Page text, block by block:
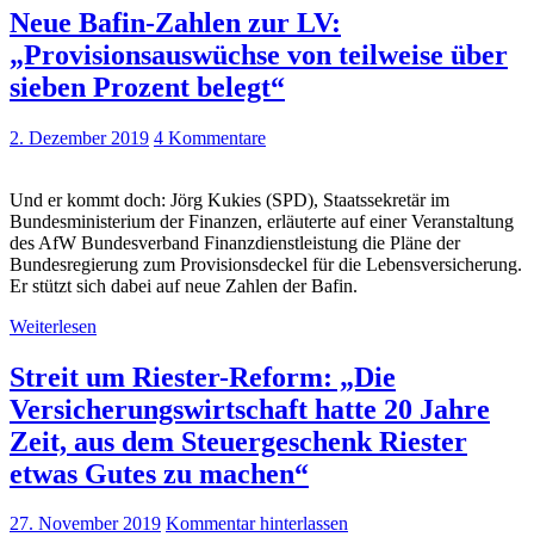
Neue Bafin-Zahlen zur LV:
„Provisionsauswüchse von teilweise über
sieben Prozent belegt“
2. Dezember 2019 4 Kommentare
Und er kommt doch: Jörg Kukies (SPD), Staatssekretär im
Bundesministerium der Finanzen, erläuterte auf einer Veranstaltung
des AfW Bundesverband Finanzdienstleistung die Pläne der
Bundesregierung zum Provisionsdeckel für die Lebensversicherung.
Er stützt sich dabei auf neue Zahlen der Bafin.
Weiterlesen
Streit um Riester-Reform: „Die
Versicherungswirtschaft hatte 20 Jahre
Zeit, aus dem Steuergeschenk Riester
etwas Gutes zu machen“
27. November 2019 Kommentar hinterlassen